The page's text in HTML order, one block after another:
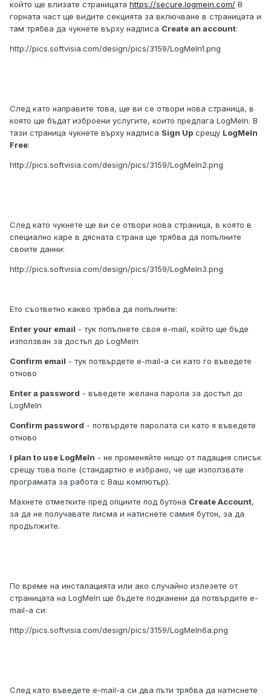
който ще влизате страницата https://secure.logmein.com/ В
горната част ще видите секцията за включване в страницата и
там трябва да чукнете върху надписа Create an account:
http://pics.softvisia.com/design/pics/3159/LogMeIn1.png
След като направите това, ще ви се отвори нова страница, в
която ще бъдат изброени услугите, които предлага LogMeIn. В
тази страница чукнете върху надписа Sign Up срещу LogMeIn
Free:
http://pics.softvisia.com/design/pics/3159/LogMeIn2.png
След като чукнете ще ви се отвори нова страница, в която в
специално каре в дясната страна ще трябва да попълните
своите данни:
http://pics.softvisia.com/design/pics/3159/LogMeIn3.png
Ето съответно какво трябва да попълните:
Enter your email - тук попълнете своя e-mail, който ще бъде
използван за достъп до LogMeIn
Confirm email - тук потвърдете e-mail-а си като го въведете
отново
Enter a password - въведете желана парола за достъп до
LogMeIn
Confirm password - потвърдете паролата си като я въведете
отново
I plan to use LogMeIn - не променяйте нищо от падащия списък
срещу това поле (стандартно е избрано, че ще използвате
програмата за работа с Ваш компютър).
Махнете отметките пред опциите под бутона Create Account,
за да не получавате писма и натиснете самия бутон, за да
продължите.
По време на инсталацията или ако случайно излезете от
страницата на LogMeIn ще бъдете подканени да потвърдите e-
mail-а си:
http://pics.softvisia.com/design/pics/3159/LogMeIn6a.png
След като въведете e-mail-а си два пъти трябва да натиснете